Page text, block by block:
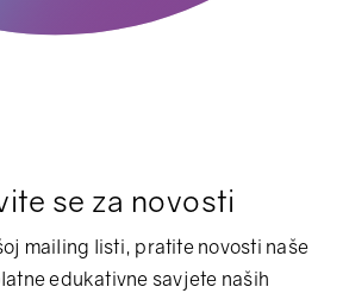
se za novosti
mailing listi, pratite novosti naše
edukativne savjete naših